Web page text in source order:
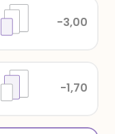
-1,70
-3,00